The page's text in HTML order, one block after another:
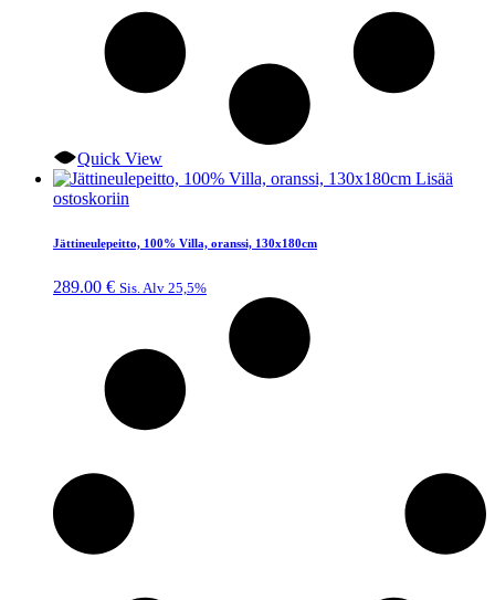
Quick View
Lisää
ostoskoriin
Jättineulepeitto, 100% Villa, oranssi, 130x180cm
289.00 € Sis. Alv 25,5%